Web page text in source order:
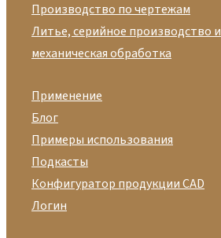
Производство по чертежам
Литье, серийное производство и
механическая обработка
Применение
Блог
Примеры использования
Подкасты
Конфигуратор продукции CAD
Логин